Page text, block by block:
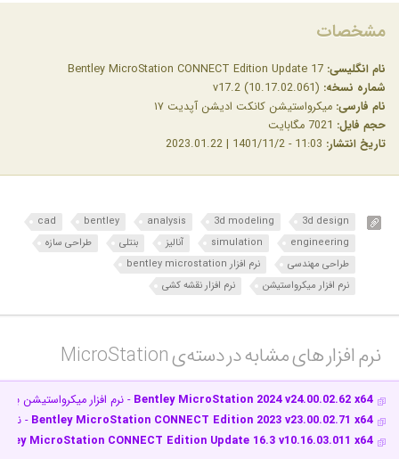
مشخصات
نام انگلیسی:
شماره نسخه:
نام فارسی: میکرواستیشن کانکت ادیشن آپدیت ۱۷
حجم فایل:
تاریخ انتشار:
3d design
3d modeling
analysis
bentley
cad
engineering
simulation آنالیز بنتلی
طراحی سازه
طراحی مهندسی
نرم افزار bentley microstation
نرم افزار میکرواستیشن
نرم افزار نقشه کشی
نرم افزار های مشابه در دسته‌ی‌ MicroStation‎
Bentley MicroStation 2024 v24.00.02.62 x64 - نرم افزار میکرواستیشن
Bentley MicroStation CONNECT Edition 2023 v23.00.02.71 x64 - نرم
MicroStation CONNECT Edition Update 16.3 v10.16.03.011 x64